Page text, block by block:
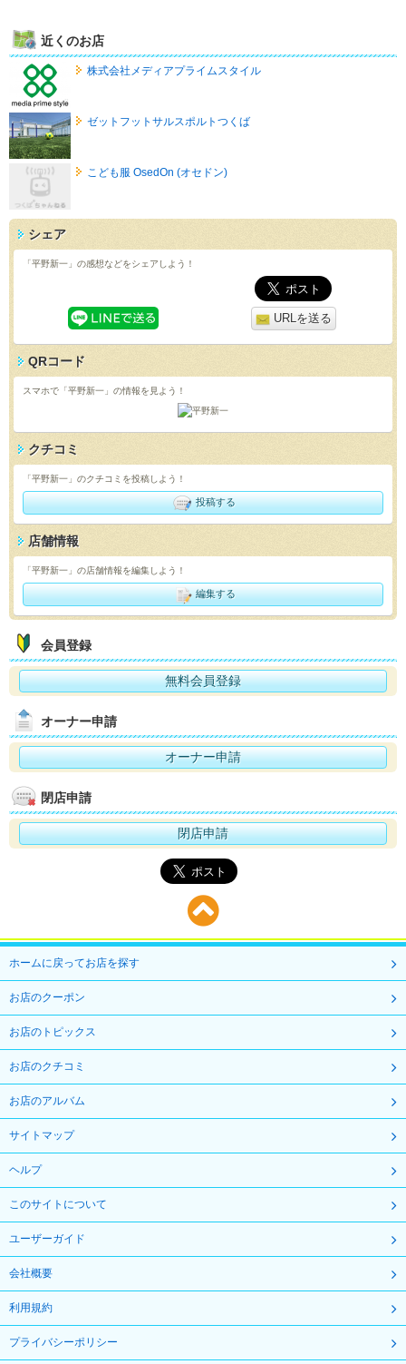
近くのお店
株式会社メディアプライムスタイル
ゼットフットサルスポルトつくば
こども服 OsedOn (オセドン)
シェア
「平野新一」の感想などをシェアしよう！
URLを送る
QRコード
スマホで「平野新一」の情報を見よう！
クチコミ
「平野新一」のクチコミを投稿しよう！
投稿する
店舗情報
「平野新一」の店舗情報を編集しよう！
編集する
会員登録
無料会員登録
オーナー申請
オーナー申請
閉店申請
閉店申請
ホームに戻ってお店を探す
お店のクーポン
お店のトピックス
お店のクチコミ
お店のアルバム
サイトマップ
ヘルプ
このサイトについて
ユーザーガイド
会社概要
利用規約
プライバシーポリシー